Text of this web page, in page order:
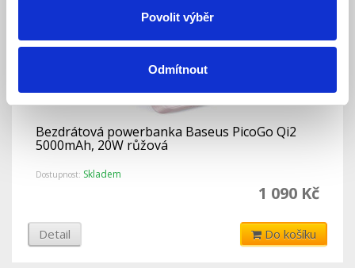
Povolit výběr
Odmítnout
Bezdrátová powerbanka Baseus PicoGo Qi2
5000mAh, 20W růžová
Dostupnost: Skladem
1 090 Kč
Detail Do košíku